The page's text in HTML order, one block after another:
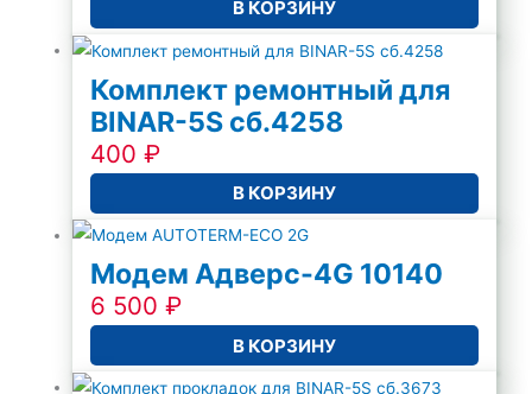
В КОРЗИНУ
Комплект ремонтный для
BINAR-5S сб.4258
400₽
В КОРЗИНУ
Модем Адверс-4G 10140
6 500₽
В КОРЗИНУ